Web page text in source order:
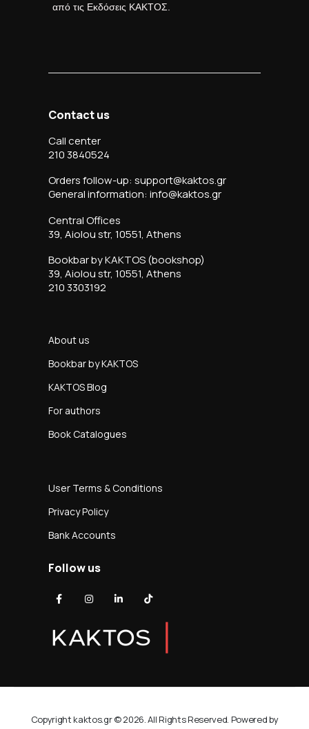
από τις Εκδόσεις ΚΑΚΤΟΣ.
Contact us
Call center
210 3840524
Orders follow-up: support@kaktos.gr
General information: info@kaktos.gr
Central Offices
39, Aiolou str, 10551, Athens
Bookbar by KAKTOS (bookshop)
39, Aiolou str, 10551, Athens
210 3303192
About us
Bookbar by KAKTOS
KAKTOS Blog
For authors
Book Catalogues
User Terms & Conditions
Privacy Policy
Bank Accounts
Follow us
Copyright kaktos.gr © 2026. All Rights Reserved. Powered by